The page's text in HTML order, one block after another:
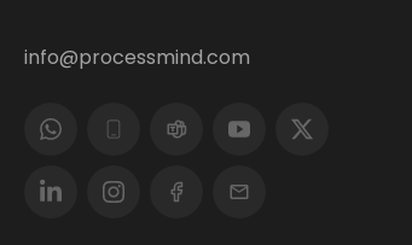
info@processmind.com